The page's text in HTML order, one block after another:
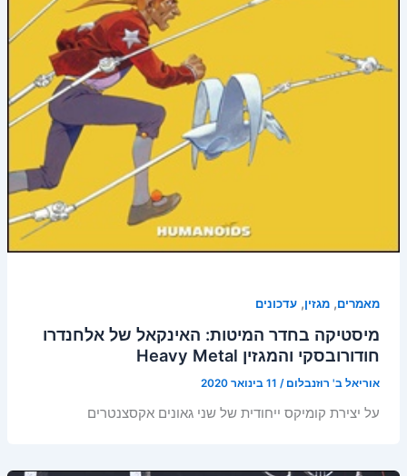
מאמרים, מגזין, עדכונים
מיסטיקה בחדר המיטות: האינקאל של אלחנדרו
חודורובסקי והמגזין Heavy Metal
אוריאל ב' רוזנבלום/ 11 בינואר 2020
על יצירת קומיקס ייחודית של שני גאונים אקסצנטרים